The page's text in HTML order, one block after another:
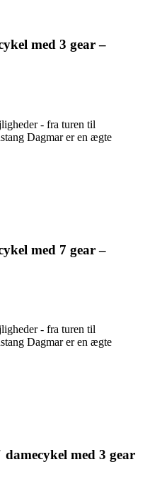
med 3 gear –
- fra turen til
Dagmar er en ægte
med 7 gear –
- fra turen til
Dagmar er en ægte
med 3 gear